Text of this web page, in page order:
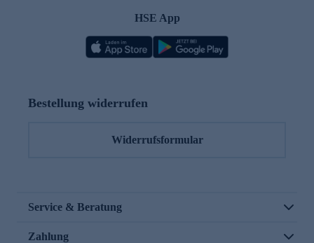
HSE App
Bestellung widerrufen
Widerrufsformular
Service & Beratung
Zahlung